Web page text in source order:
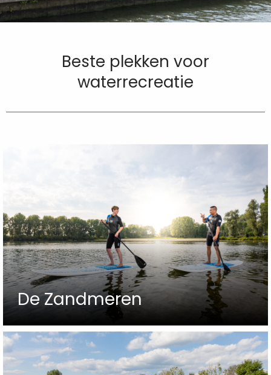
Beste plekken voor
waterrecreatie
De Zandmeren